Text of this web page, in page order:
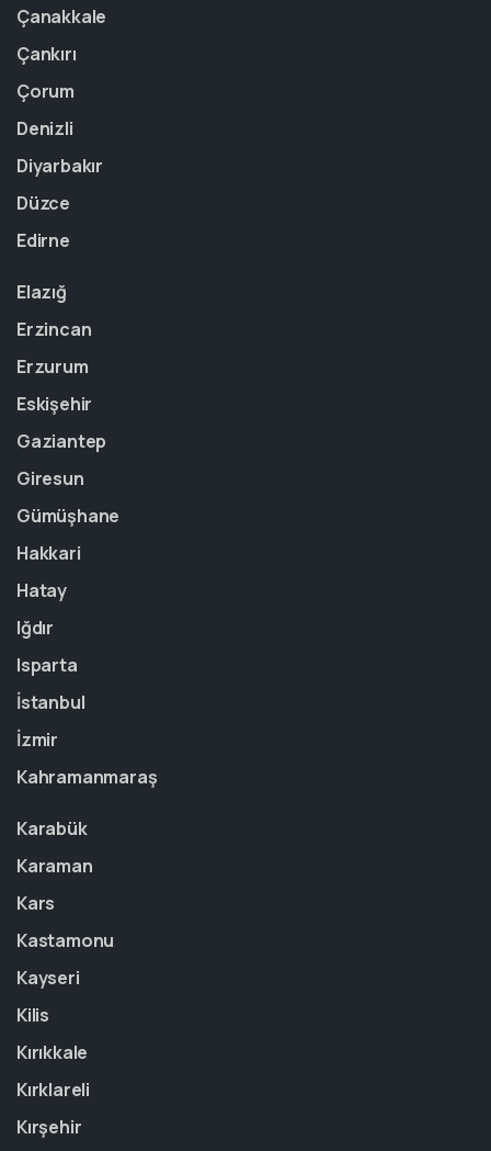
Çanakkale
Çankırı
Çorum
Denizli
Diyarbakır
Düzce
Edirne
Elazığ
Erzincan
Erzurum
Eskişehir
Gaziantep
Giresun
Gümüşhane
Hakkari
Hatay
Iğdır
Isparta
İstanbul
İzmir
Kahramanmaraş
Karabük
Karaman
Kars
Kastamonu
Kayseri
Kilis
Kırıkkale
Kırklareli
Kırşehir